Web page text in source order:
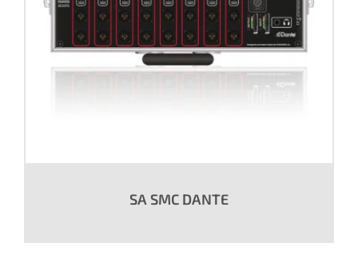
SA SMC DANTE